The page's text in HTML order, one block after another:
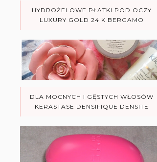
HYDROŻELOWE PŁATKI POD OCZY
LUXURY GOLD 24 K BERGAMO
DLA MOCNYCH I GĘSTYCH WŁOSÓW
KERASTASE DENSIFIQUE DENSITE